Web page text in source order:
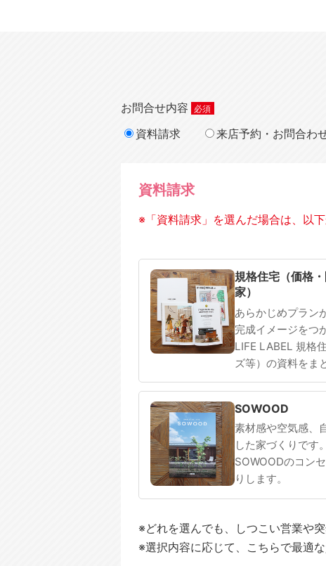
お問合せ内容
資料請求
来店予約・お問合わ
資料請求
※「資料請求」を選んだ場合は、以
規格住宅
規格住宅（価格
家）
あらかじめプラン
完成イメージをつ
LIFE LABEL 規格
ズ等）の資料をま
SOWOOD
素材感や空気感、
した家づくりです。
SOWOODのコン
りします。
※どれを選んでも、しつこい営業や
※選択内容に応じて、こちらで最適な